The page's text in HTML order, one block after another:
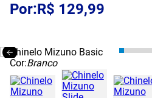
R$ 129,99
Cor:Branco